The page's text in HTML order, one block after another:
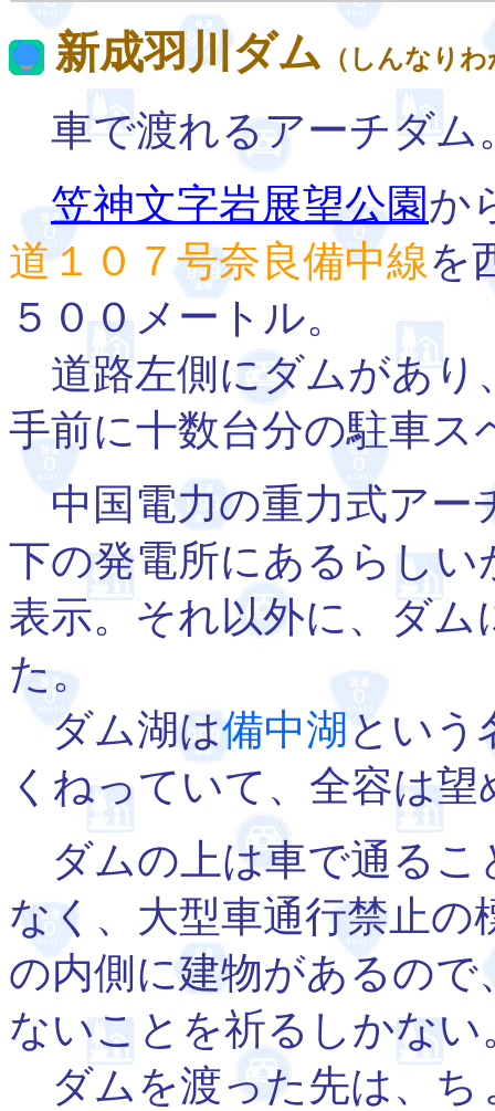
新成羽川ダム （しんなり
車で渡れるアーチダム
笠神文字岩展望公園か
道１０７号奈良備中線を
５００メートル。
道路左側にダムがあり
手前に十数台分の駐車ス
中国電力の重力式アー
下の発電所にあるらし
表示。それ以外に、ダ
た。
ダム湖は備中湖という
くねっていて、全容は望
ダムの上は車で通るこ
なく、大型車通行禁止
の内側に建物があるの
ないことを祈るしかない
ダムを渡った先は、ち